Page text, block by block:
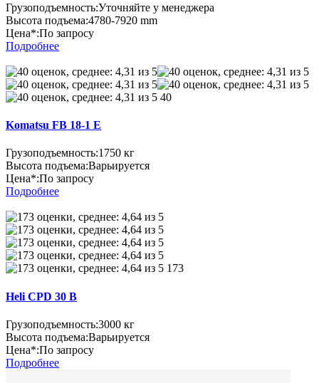
Грузоподъемность:Уточняйте у менеджера
Высота подъема:4780-7920 mm
Цена*:По запросу
Подробнее
40
Komatsu FB 18-1 E
Грузоподъемность:1750 кг
Высота подъема:Варьируется
Цена*:По запросу
Подробнее
173
Heli CPD 30 B
Грузоподъемность:3000 кг
Высота подъема:Варьируется
Цена*:По запросу
Подробнее